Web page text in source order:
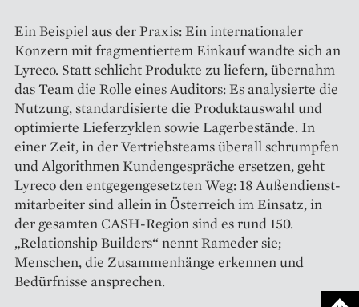
Ein Beispiel aus der Praxis: Ein internationaler
Konzern mit fragmentiertem Einkauf wandte sich an
Lyreco. Statt schlicht Produkte zu liefern, übernahm
das Team die Rolle eines Auditors: Es analysierte die
Nutzung, standardisierte die Produktauswahl und
optimierte Lieferzyklen sowie Lagerbestände. In
einer Zeit, in der Vertriebsteams überall schrumpfen
und Algorithmen Kundengespräche ersetzen, geht
Lyreco den entgegen­gesetzten Weg: 18 Außendienst­
mitarbeiter sind allein in Österreich im Einsatz, in
der gesamten CASH-­Region sind es rund 150.
„Relation­ship Builders“ nennt Rameder sie;
Menschen, die Zusammenhänge erkennen und
Bedürfnisse ansprechen.